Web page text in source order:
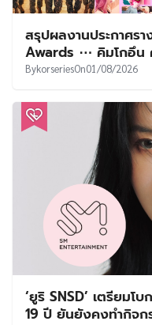
สรุปผลงานประกาศร
Awards ⋯ คิมโกอึน
BykorseriesOn01/08/2026
‘ยูริ SNSD’ เตรียมโ
19 ปี ยันยังคงทำกิจก